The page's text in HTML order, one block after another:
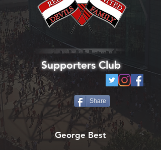
Supporters Club
Share
George Best